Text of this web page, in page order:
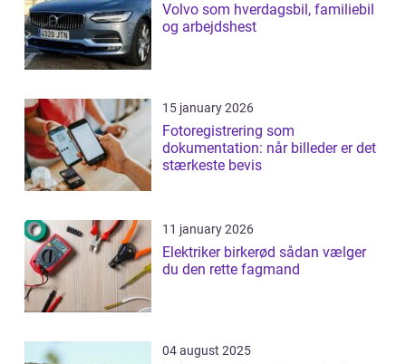
Volvo som hverdagsbil, familiebil
og arbejdshest
15 january 2026
Fotoregistrering som
dokumentation: når billeder er det
stærkeste bevis
11 january 2026
Elektriker birkerød sådan vælger
du den rette fagmand
04 august 2025